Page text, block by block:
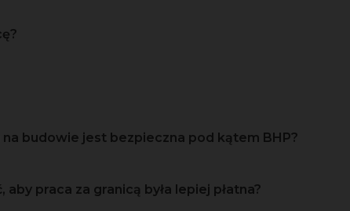
budowie jest bezpieczna pod kątem BHP?
praca za granicą była lepiej płatna?